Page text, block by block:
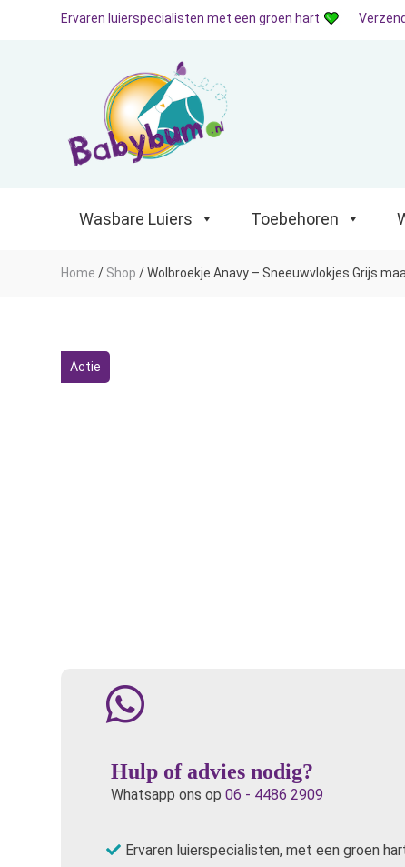
Wasbare Luiers Toebehoren
Ervaren luierspecialisten met een groen hart
Wasbare Luiers Toebehoren
Home / Shop /Wolbroekje Anavy – Sneeuwvlokjes Grijs
Actie
Hulp of advies nodig?
Whatsapp ons op 06 - 4486 2909
Ervaren luierspecialisten, met een groen